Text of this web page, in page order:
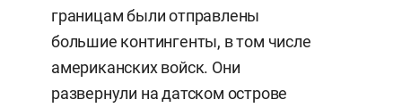
границам были отправлены
большие контингенты, в том числе
американских войск. Они
развернули на датском острове